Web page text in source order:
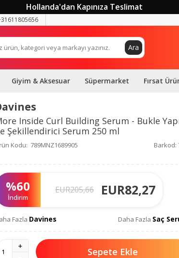
Hollanda'dan Kapınıza Teslimat
Ara
Giyim & Aksesuar Süpermarket Fırsat
Inside Curl Building Serum - Bukle
Şekillendirici Serum 250 ml
Kodu: 789MNZ1689905 Barkod:
%60
İndirim
EUR205,66 EUR82,27
Fazla Davines Daha Fazla Saç
Sepete Ekle